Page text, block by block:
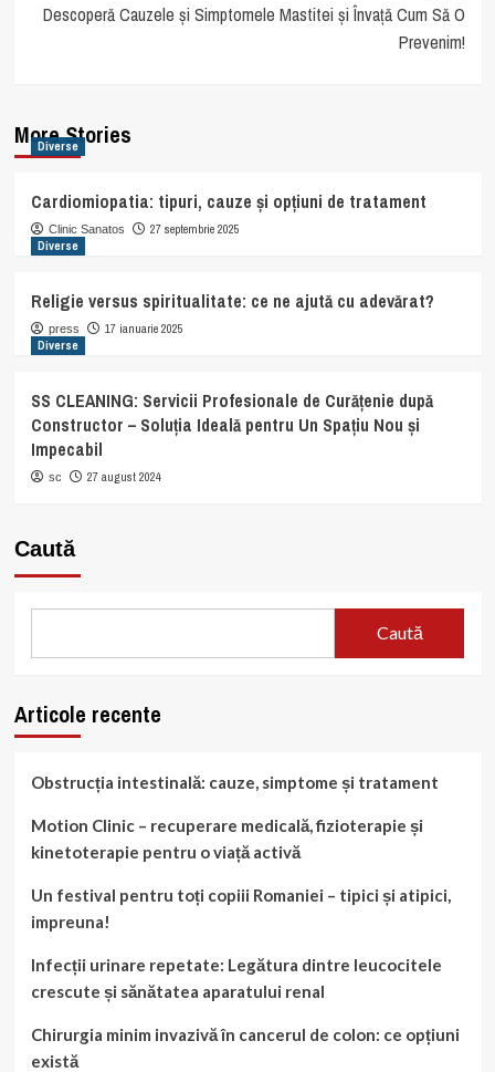
Descoperă Cauzele și Simptomele Mastitei și Învață Cum Să O
Prevenim!
More Stories
Diverse
Cardiomiopatia: tipuri, cauze și opțiuni de tratament
Clinic Sanatos
27 septembrie 2025
Diverse
Religie versus spiritualitate: ce ne ajută cu adevărat?
press
17 ianuarie 2025
Diverse
SS CLEANING: Servicii Profesionale de Curățenie după
Constructor – Soluția Ideală pentru Un Spațiu Nou și
Impecabil
sc 27 august 2024
Caută
Caută
Articole recente
Obstrucția intestinală: cauze, simptome și tratament
Motion Clinic – recuperare medicală, fizioterapie și
kinetoterapie pentru o viață activă
Un festival pentru toți copiii Romaniei – tipici și atipici,
impreuna!
Infecții urinare repetate: Legătura dintre leucocitele
crescute și sănătatea aparatului renal
Chirurgia minim invazivă în cancerul de colon: ce opțiuni
există